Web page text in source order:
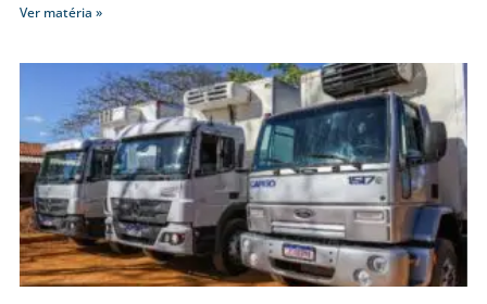
Ver matéria »